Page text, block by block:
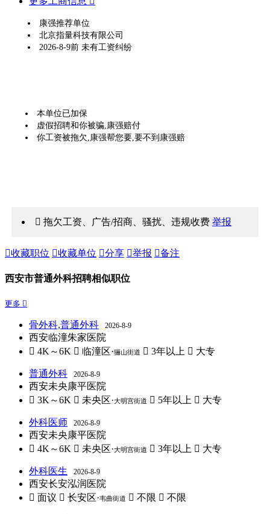
康强推荐单位
北京指量科技有限公司
2026-8-9前 未有工资纠纷
本单位已加保
虚假招聘和你被骗,康强赔付
你工资被拖欠,康强帮您要,要不到康强赔
 拖欠工资、广告/招商、骚扰、违规收费举报
收藏职位 收藏单位 分享 举报 备注
西安市普通外科招聘相似职位
更多 
骨外科,普通外科 2026-8-9
西安临潼朱家医院
 4K～6K  临潼区·骊山街道  3年以上  大专
普通外科 2026-8-9
西安未央康平医院
 3K～6K  未央区·大明宫街道  5年以上  大专
外科医师 2026-8-9
西安未央康平医院
 4K～6K  未央区·大明宫街道  3年以上  大专
外科医生 2026-8-9
西安长安泓润医院
 面议  长安区·韦曲街道  不限  不限